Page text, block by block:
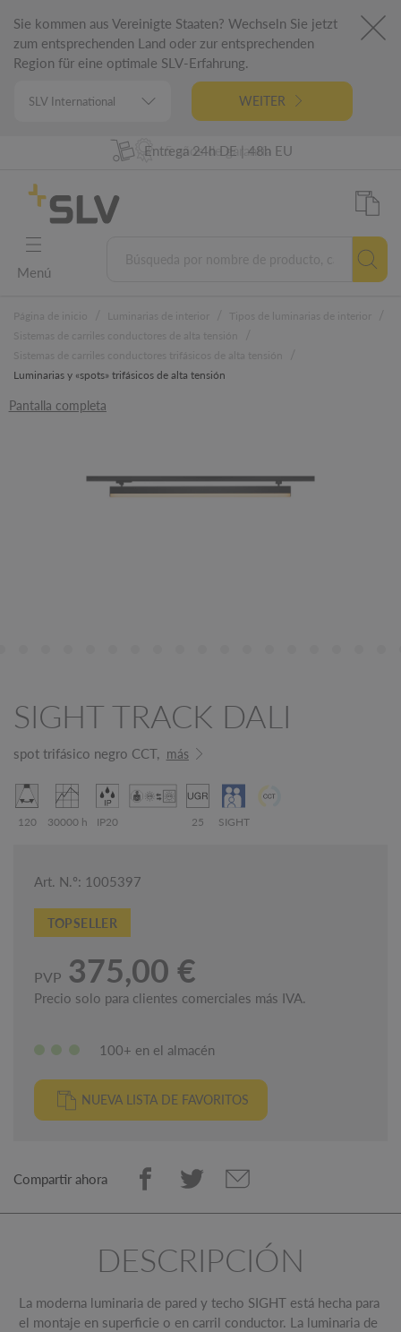
Sie kommen aus Vereinigte Staaten? Wechseln Sie jetzt
zum entsprechenden Land oder zur entsprechenden
Region für eine optimale SLV-Erfahrung.
WEITER
98% de disponibilidad de las mercancías
Entrega 24h DE | 48h EU
5 años de garantía
Ingeniería alemana
Menú
Luminarias y «spots» trifásicos de alta tensión
Pantalla completa
SIGHT TRACK DALI
spot trifásico negro CCT, más
120 30000 h IP20 25 SIGHT
Art. N.º: 1005397
TOPSELLER
PVP 375,00 €
Precio solo para clientes comerciales más IVA.
100+ en el almacén
NUEVA LISTA DE FAVORITOS
Compartir ahora
DESCRIPCIÓN
La moderna luminaria de pared y techo SIGHT está hecha para
el montaje en superficie o en carril conductor. La luminaria de